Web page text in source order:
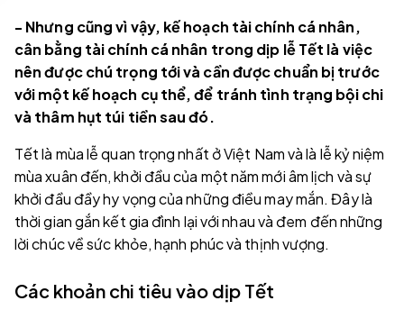
- Nhưng cũng vì vậy, kế hoạch tài chính cá nhân,
cân bằng tài chính cá nhân trong dịp lễ Tết là việc
nên được chú trọng tới và cần được chuẩn bị trước
với một kế hoạch cụ thể, để tránh tình trạng bội chi
và thâm hụt túi tiền sau đó.
Tết là mùa lễ quan trọng nhất ở Việt Nam và là lễ kỷ niệm
mùa xuân đến, khởi đầu của một năm mới âm lịch và sự
khởi đầu đầy hy vọng của những điều may mắn. Đây là
thời gian gắn kết gia đình lại với nhau và đem đến những
lời chúc về sức khỏe, hạnh phúc và thịnh vượng.
Các khoản chi tiêu vào dịp Tết